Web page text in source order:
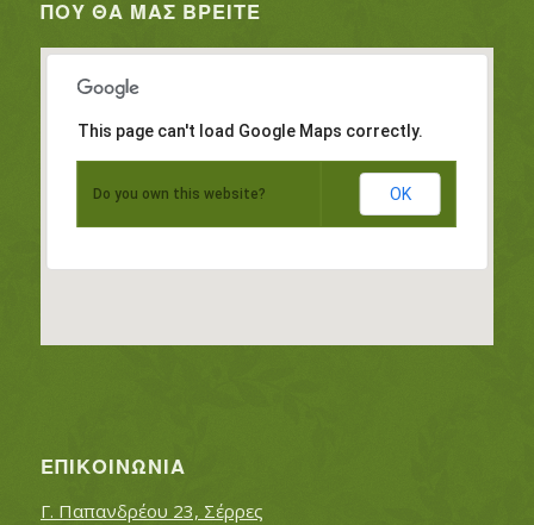
ΠΟΥ ΘΑ ΜΑΣ ΒΡΕΊΤΕ
This page can't load Google Maps correctly.
Do you own this website? OK
ΕΠΙΚΟΙΝΩΝΊΑ
Γ. Παπανδρέου 23, Σέρρες